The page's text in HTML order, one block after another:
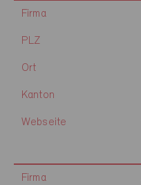
Firma
PLZ
Ort
Kanton
Webseite
Firma